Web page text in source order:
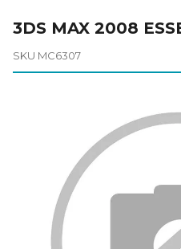
3DS MAX 2008
SKU MC6307